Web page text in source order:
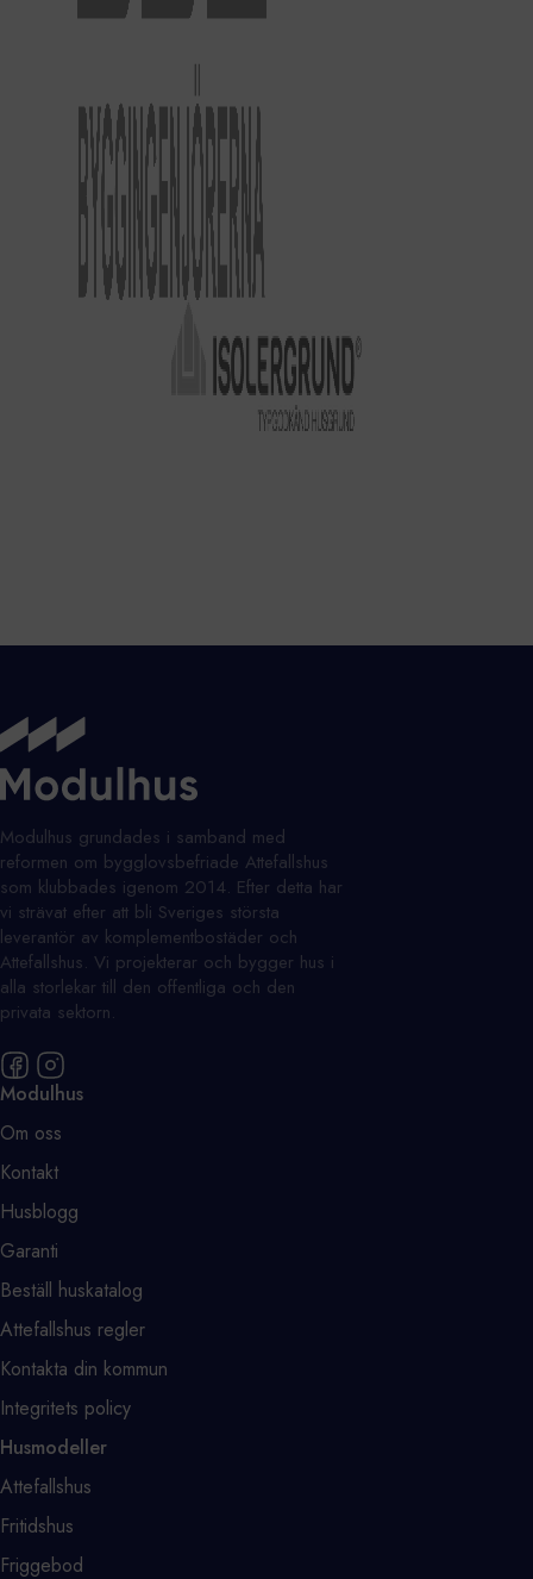
Modulhus grundades i samband med
reformen om bygglovsbefriade Attefallshus
som klubbades igenom 2014. Efter detta har
vi strävat efter att bli Sveriges största
leverantör av komplementbostäder och
Attefallshus. Vi projekterar och bygger hus i
alla storlekar till den offentliga och den
privata sektorn.
Modulhus
Om oss
Kontakt
Husblogg
Garanti
Beställ huskatalog
Attefallshus regler
Kontakta din kommun
Integritets policy
Husmodeller
Attefallshus
Fritidshus
Friggebod